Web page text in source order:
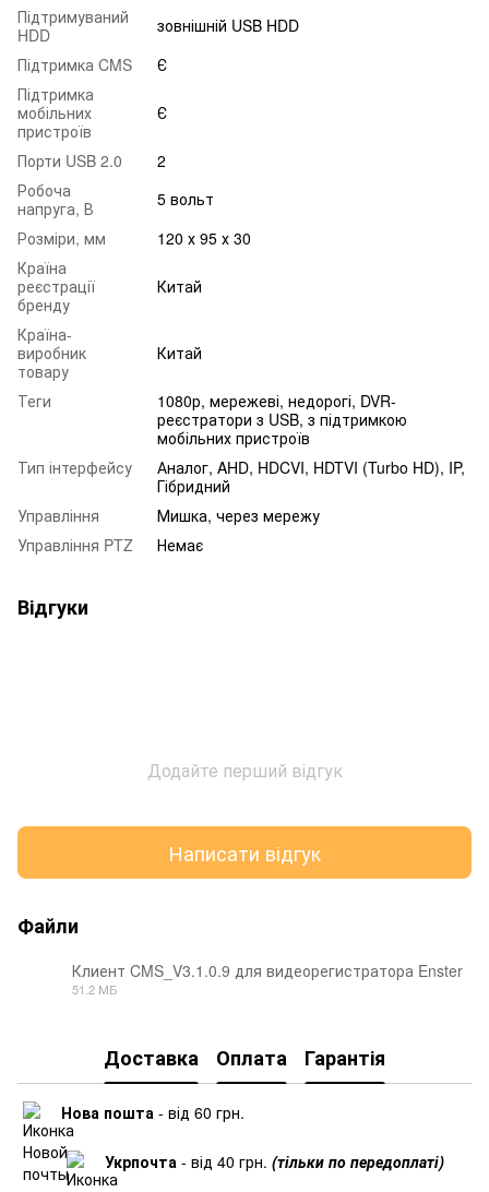
Підтримуваний
HDD
зовнішній USB HDD
Підтримка CMS
Є
Підтримка
мобільних
пристроїв
Є
Порти USB 2.0
2
Робоча
напруга, В
5 вольт
Розміри, мм
120 х 95 х 30
Країна
реєстрації
бренду
Китай
Країна-
виробник
товару
Китай
Теги
1080р, мережеві, недорогі, DVR-
реєстратори з USB, з підтримкою
мобільних пристроїв
Тип інтерфейсу
Аналог, AHD, HDCVI, HDTVI (Turbo HD), IP,
Гібридний
Управління
Мишка, через мережу
Управління PTZ
Немає
Відгуки
Додайте перший відгук
Написати відгук
Файли
Клиент CMS_V3.1.0.9 для видеорегистратора Enster
51.2 МБ
Доставка Оплата Гарантія
Нова пошта - від 60 грн.
Укрпочта - від 40 грн. (тільки по передоплаті)